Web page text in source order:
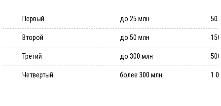
Первый до 25 млн 50
Второй до 50 млн
Третий до 300 млн
Четвертый более 300 млн 1